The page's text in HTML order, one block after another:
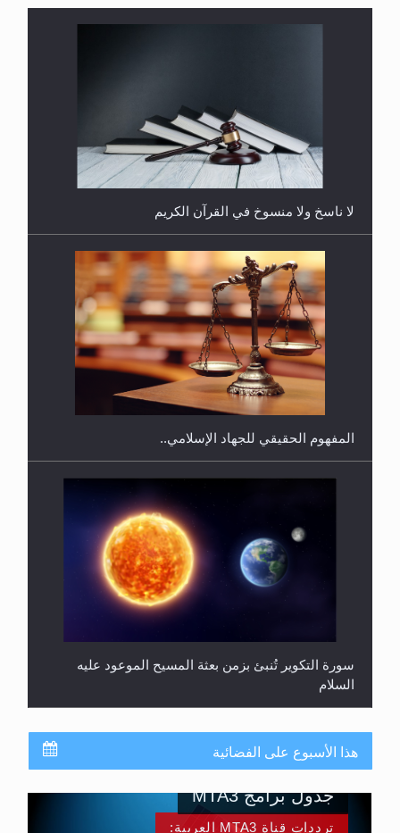
هل يُحسب حول الزكاة وفق السنة الميلادية أو الهجرية؟
هل يجوز فتح مشروع كوافير نسائي للمحجبات وغير
المحجبات؟
لا ناسخ ولا منسوخ في القرآن الكريم
المفهوم الحقيقي للجهاد الإسلامي..
سورة التكوير تُنبئ بزمن بعثة المسيح الموعود عليه
السلام
هذا الأسبوع على الفضائية
ترددات قناة MTA3 العربية:
جدول برامج MTA3